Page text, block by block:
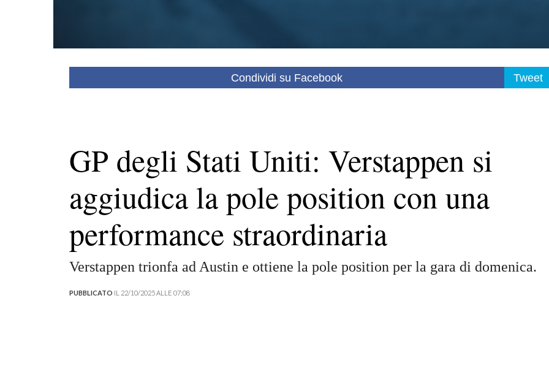
Condividi su Facebook Tweet
GP degli Stati Uniti: Verstappen si
aggiudica la pole position con una
performance straordinaria
Verstappen trionfa ad Austin e ottiene la pole position per la gara di domenica.
PUBBLICATO IL 22/10/2025 ALLE 07:08